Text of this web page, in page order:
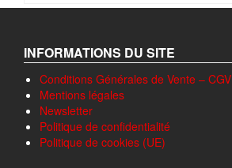
INFORMATIONS DU SITE
Conditions Générales de Vente – CGV
Mentions légales
Newsletter
Politique de confidentialité
Politique de cookies (UE)